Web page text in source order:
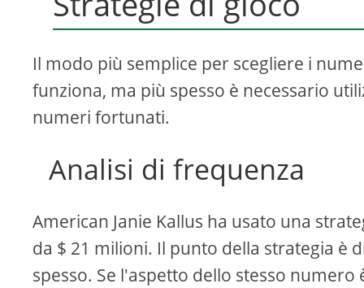
Il modo più semplice per scegliere i
funziona, ma più spesso è necessario
numeri fortunati.
Analisi di frequenza
American Janie Kallus ha usato una
da $ 21 milioni. Il punto della strategia è
spesso. Se l'aspetto dello stesso